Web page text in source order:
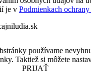
je v Podmienkach
používame
Taktiež si môžete
PRIJAŤ